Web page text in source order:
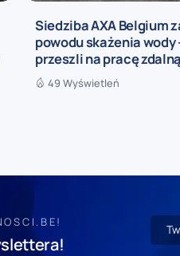
Siedziba AXA Belgium
powodu skażenia
przeszli na pracę zdalną
49 Wyświetleń